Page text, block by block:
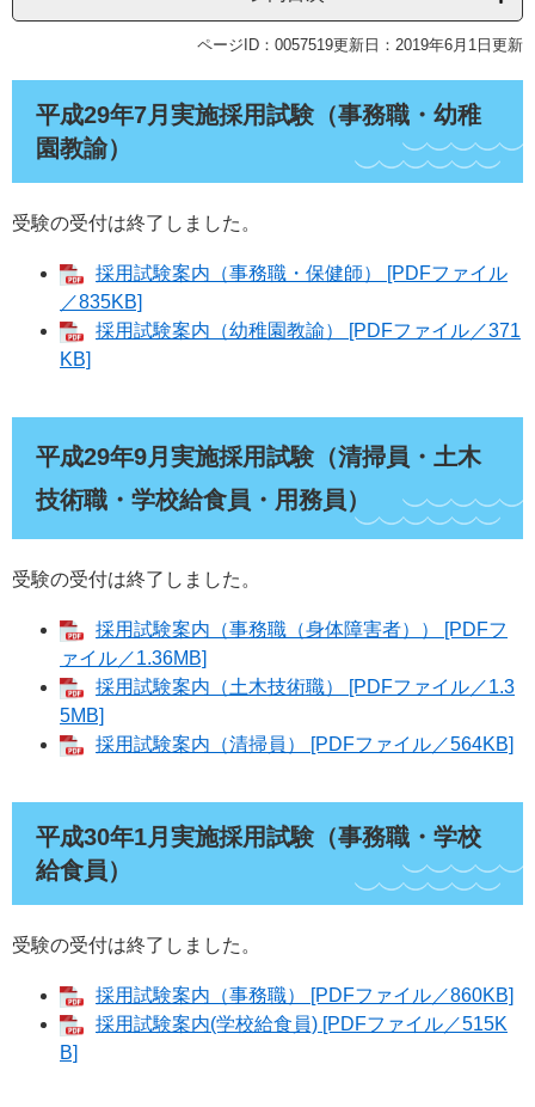
ページID：0057519更新日：2019年6月1日更新
平成29年7月実施採用試験（事務職・幼稚
園教諭）
受験の受付は終了しました。
採用試験案内（事務職・保健師） [PDFファイル
／835KB]
採用試験案内（幼稚園教諭） [PDFファイル／371
KB]
平成29年9月実施採用試験（清掃員・土木
技術職・学校給食員・用務員）
受験の受付は終了しました。
採用試験案内（事務職（身体障害者）） [PDFフ
ァイル／1.36MB]
採用試験案内（土木技術職） [PDFファイル／1.3
5MB]
採用試験案内（清掃員） [PDFファイル／564KB]
平成30年1月実施採用試験（事務職・学校
給食員）
受験の受付は終了しました。
採用試験案内（事務職） [PDFファイル／860KB]
採用試験案内(学校給食員) [PDFファイル／515K
B]